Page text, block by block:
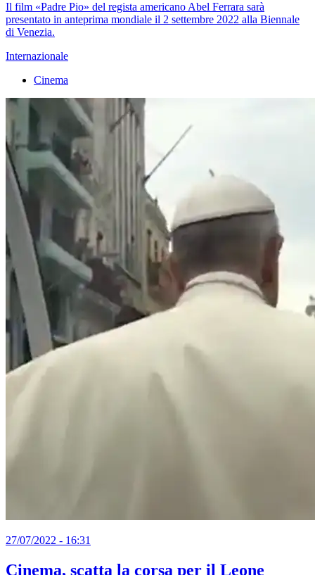
Il film «Padre Pio» del regista americano Abel Ferrara sarà
presentato in anteprima mondiale il 2 settembre 2022 alla Biennale
di Venezia.
Internazionale
Cinema
27/07/2022 - 16:31
Cinema, scatta la corsa per il Leone